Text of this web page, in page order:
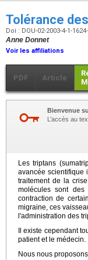
Tolérance
Doi : DOU-02-2003-4-1-
Anne Donnet
Voir les affiliations
PDF Article
Bienvenue
L’accès au
Les triptans
avancée scientifique
traitement de la
molécules sont des
contraction de
migraine, ces
l'administration des
Il existe cependant
patient et le médecin.
Nous nous